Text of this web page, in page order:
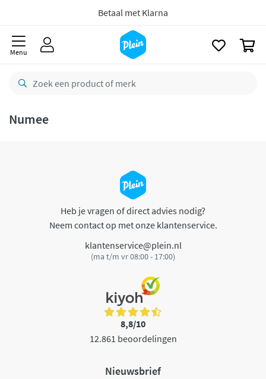
Betaal met Klarna
Menu
Numee
Heb je vragen of direct advies nodig?
Neem contact op met onze klantenservice.
klantenservice@plein.nl
(ma t/m vr 08:00 - 17:00)
8,8/10
12.861 beoordelingen
Nieuwsbrief